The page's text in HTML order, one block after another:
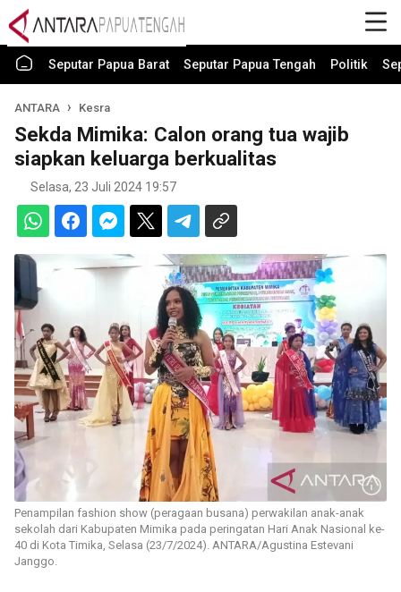
Seputar Papua Barat Seputar Papua Tengah Politik
ANTARA Kesra
Sekda Mimika: Calon orang tua wajib
siapkan keluarga berkualitas
Selasa, 23 Juli 2024 19:57
Penampilan fashion show (peragaan busana) perwakilan anak-anak
sekolah dari Kabupaten Mimika pada peringatan Hari Anak Nasional ke-
40 di Kota Timika, Selasa (23/7/2024). ANTARA/Agustina Estevani
Janggo.